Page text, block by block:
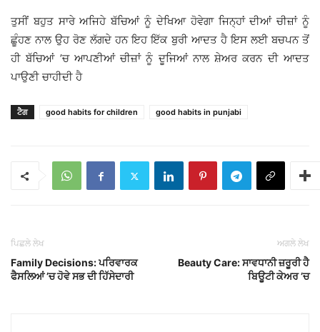
ਤੁਸੀਂ ਬਹੁਤ ਸਾਰੇ ਅਜਿਹੇ ਬੱਚਿਆਂ ਨੂੰ ਦੇਖਿਆ ਹੋਵੇਗਾ ਜਿਨ੍ਹਾਂ ਦੀਆਂ ਚੀਜ਼ਾਂ ਨੂੰ
ਛੂੰਹਣ ਨਾਲ ਉਹ ਰੋਣ ਲੱਗਦੇ ਹਨ ਇਹ ਇੱਕ ਬੁਰੀ ਆਦਤ ਹੈ ਇਸ ਲਈ ਬਚਪਨ ਤੋਂ
ਹੀ ਬੱਚਿਆਂ ’ਚ ਆਪਣੀਆਂ ਚੀਜ਼ਾਂ ਨੂੰ ਦੂਜਿਆਂ ਨਾਲ ਸ਼ੇਅਰ ਕਰਨ ਦੀ ਆਦਤ
ਪਾਉਣੀ ਚਾਹੀਦੀ ਹੈ
ਟੈਗ good habits for children good habits in punjabi
ਪਿਛਲੇ ਲੇਖ
Family Decisions: ਪਰਿਵਾਰਕ
ਫੈਸਲਿਆਂ ’ਚ ਹੋਵੇ ਸਭ ਦੀ ਹਿੱਸੇਦਾਰੀ
ਅਗਲੇ ਲੇਖ
Beauty Care: ਸਾਵਧਾਨੀ ਜ਼ਰੂਰੀ ਹੈ
ਬਿਊਟੀ ਕੇਅਰ ’ਚ